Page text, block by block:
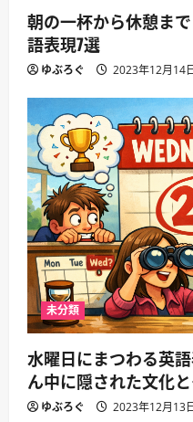
朝の一杯から休憩ま
語表現7選
ゆぶろぐ 2023年12月14
未分類
水曜日にまつわる英
ん中に隠された文化
ゆぶろぐ 2023年12月13